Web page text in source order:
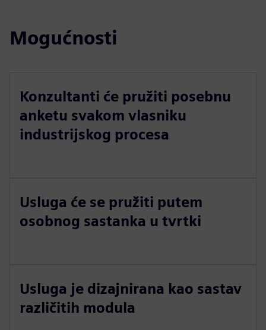
Mogućnosti
Konzultanti će pružiti posebnu
anketu svakom vlasniku
industrijskog procesa
Usluga će se pružiti putem
osobnog sastanka u tvrtki
Usluga je dizajnirana kao sastav
različitih modula